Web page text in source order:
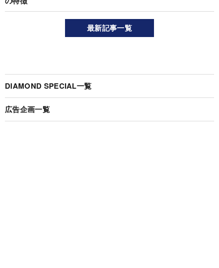
最新記事一覧
DIAMOND SPECIAL一覧
広告企画一覧